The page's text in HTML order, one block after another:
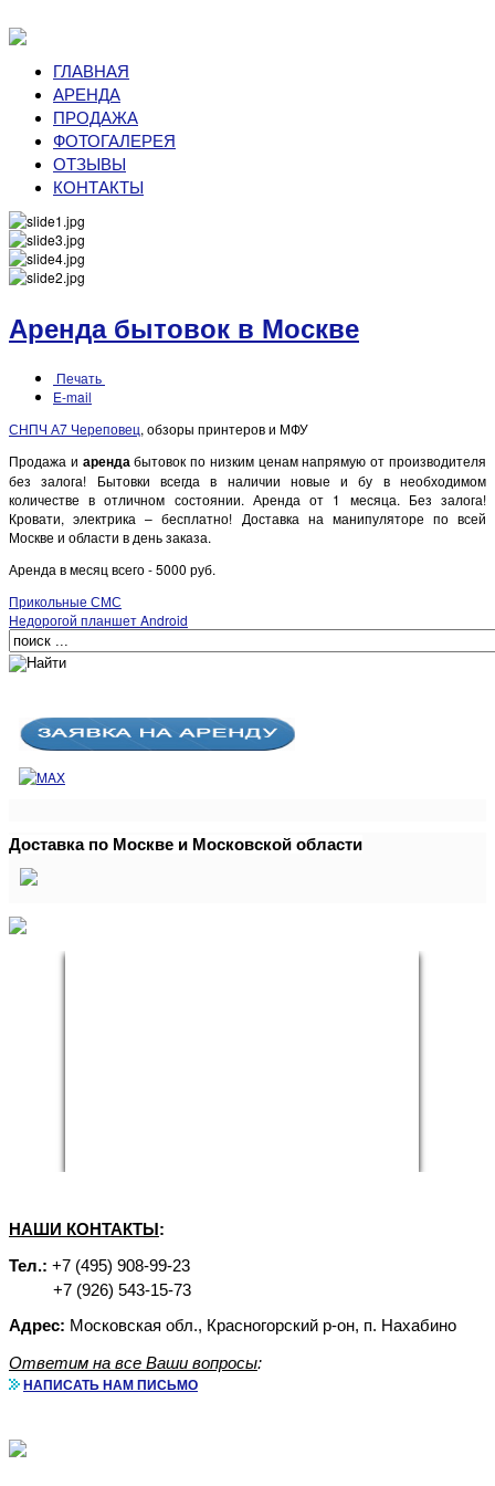
ГЛАВНАЯ
АРЕНДА
ПРОДАЖА
ФОТОГАЛЕРЕЯ
ОТЗЫВЫ
КОНТАКТЫ
Аренда бытовок в Москве
Печать
E-mail
СНПЧ А7 Череповец, обзоры принтеров и МФУ
Продажа и аренда бытовок по низким ценам напрямую от производителя
без залога! Бытовки всегда в наличии новые и бу в необходимом
количестве в отличном состоянии. Аренда от 1 месяца. Без залога!
Кровати, электрика – бесплатно! Доставка на манипуляторе по всей
Москве и области в день заказа.
Аренда в месяц всего - 5000 руб.
Прикольные СМС
Недорогой планшет Android
Доставка по Москве и Московской области
НАШИ КОНТАКТЫ:
Тел.: +7 (495) 908-99-23
+7 (926) 543-15-73
Адрес: Московская обл., Красногорский р-он, п. Нахабино
Ответим на все Ваши вопросы:
НАПИСАТЬ НАМ ПИСЬМО